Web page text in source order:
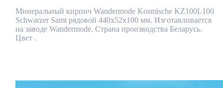
Schwarzer
Samt
рядовой
440x52x100
Минеральный кирпич Wandermode Kosmische KZ100L100
Schwarzer Samt рядовой 440x52x100 мм. Изготавливается
на заводе Wandermode. Страна производства Беларусь.
Цвет .